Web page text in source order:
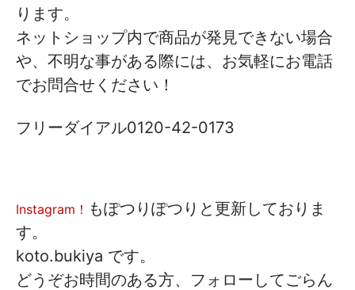
ります。
ネットショップ内で商品が発見できない場合
や、不明な事がある際には、お気軽にお電話
でお問合せください！
フリーダイアル0120-42-0173
Instagram！ もぽつりぽつりと更新しておりま
す。
koto.bukiya です。
どうぞお時間のある方、フォローしてごらん